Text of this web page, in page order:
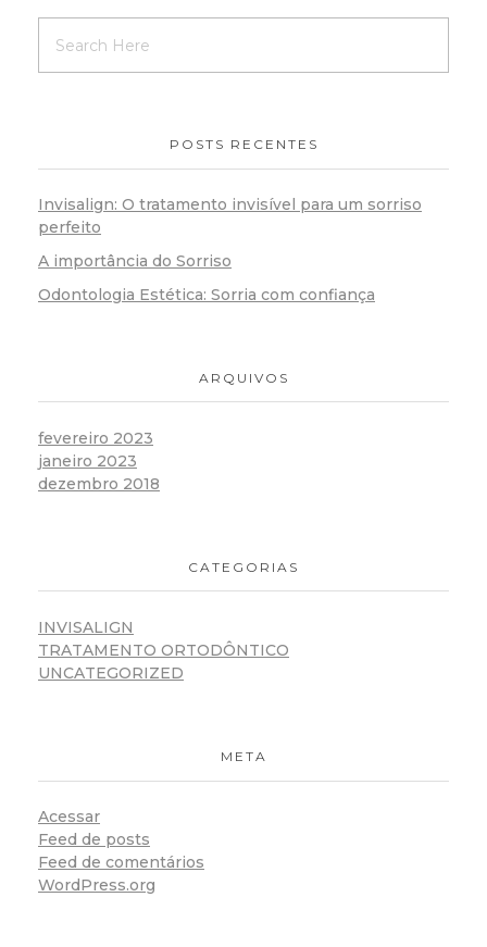
POSTS RECENTES
Invisalign: O tratamento invisível para um sorriso
perfeito
A importância do Sorriso
Odontologia Estética: Sorria com confiança
ARQUIVOS
fevereiro 2023
janeiro 2023
dezembro 2018
CATEGORIAS
INVISALIGN
TRATAMENTO ORTODÔNTICO
UNCATEGORIZED
META
Acessar
Feed de posts
Feed de comentários
WordPress.org